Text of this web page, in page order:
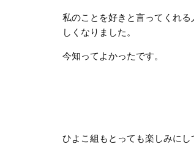
私のことを好きと言ってくれ
しくなりました。
今知ってよかったです。
ひよこ組もとっても楽しみに